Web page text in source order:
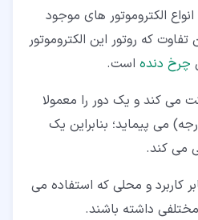
الکتروموتور های موجود
تفاوت که روتور این الکتروموتور
چرخ دنده است.
می کند و یک دور را معمولا
گام های کوچک (1.8 درجه) می پیماید؛ بنابراین یک
کاربرد و محلی که استفاده می
داشته باشند.